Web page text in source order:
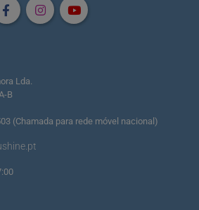
Lda.
B
(Chamada para rede móvel nacional)